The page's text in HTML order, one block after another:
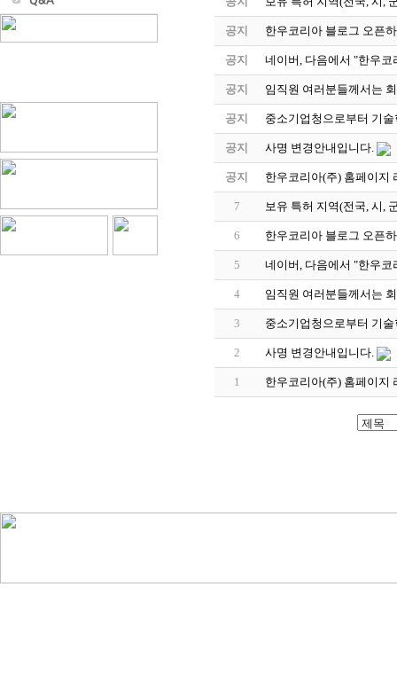
공지 한우코리아 블로그 오픈
공지 네이버, 다음에서 "한우
공지 임직원 여러분들께서는
공지 중소기업청으로부터 기
공지 사명 변경안내입니다.
공지 한우코리아(주) 홈페이지
7 보유 특허 지역(전국, 시,
6 한우코리아 블로그 오픈
5 네이버, 다음에서 "한우
4 임직원 여러분들께서는
3 중소기업청으로부터 기
2 사명 변경안내입니다.
1 한우코리아(주) 홈페이지